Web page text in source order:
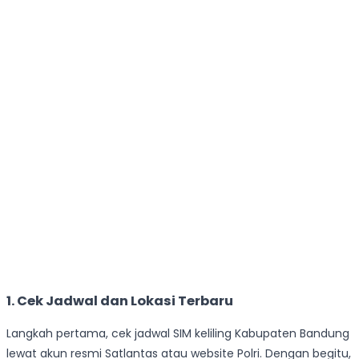
1. Cek Jadwal dan Lokasi Terbaru
Langkah pertama, cek jadwal SIM keliling Kabupaten Bandung
lewat akun resmi Satlantas atau website Polri. Dengan begitu,